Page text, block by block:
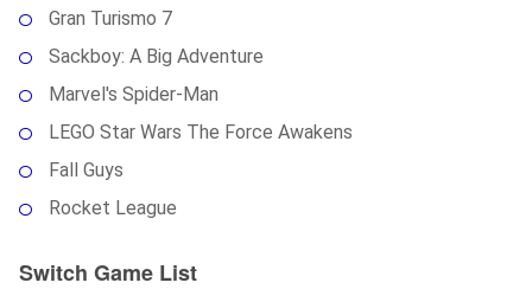
Gran Turismo 7
Sackboy: A Big Adventure
Marvel's Spider-Man
LEGO Star Wars The Force Awakens
Fall Guys
Rocket League
Switch Game List